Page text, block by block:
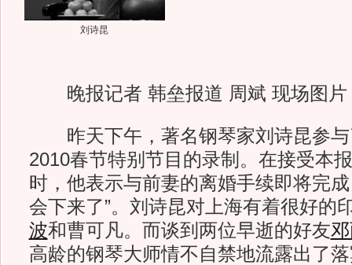
刘诗昆
晚报记者 韩垒报道 周斌 现场图片
昨天下午，著名钢琴家刘诗昆参与
2010春节特别节目的录制。在接受本
时，他表示与前妻的离婚手续即将完
会下来了”。刘诗昆对上海有着很好的
波和曹可凡。而谈到两位早逝的好友
高龄的钢琴大师情不自禁地流露出了